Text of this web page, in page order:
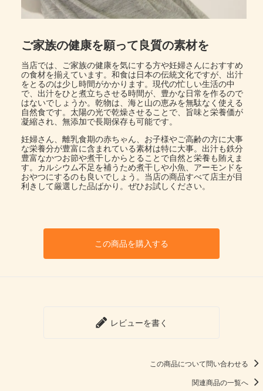
ご家族の健康を願って良質の素材を
当店では、ご家族の健康を気にする方や妊婦さんにおすすめ
の食材を揃えています。和食は日本の伝統文化ですが、出汁
をとるのは少し時間がかかります。現代の忙しい生活の中
で、出汁をひと煮立ちさせる時間が、豊かな日常を作るので
はないでしょうか。乾物は、海と山の恵みを無駄なく使える
自然食です。太陽の光で乾燥させることで、旨味と栄養価が
凝縮され、無添加で長期保存も可能です。
妊婦さん、離乳食期の赤ちゃん、お子様やご高齢の方に大事
な栄養分が豊富に含まれている素材は特に大事。出汁も鉄分
豊富なかつお節や煮干しからとることで自然と栄養も賄えま
す。カルシウム不足を補うため煮干しや小魚、アーモンドを
おやつにするのも良いでしょう。当店の商品すべて店主が目
利きして厳選した品ばかり。ぜひお試しください。
この商品を購入する
レビューを書く
この商品について問い合わせる
関連商品の一覧へ